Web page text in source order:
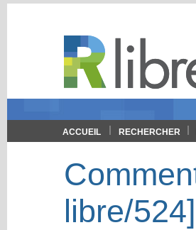
ACCUEIL RECHERCHER
libre/524]